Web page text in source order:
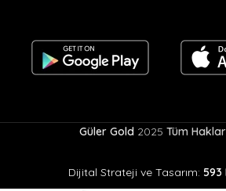
Güler Gold 2025 Tüm
Dijital Strateji ve Tasarım: 593